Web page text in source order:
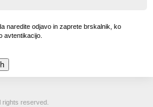
naredite odjavo in zaprete brskalnik, ko
avtentikacijo.
reserved.